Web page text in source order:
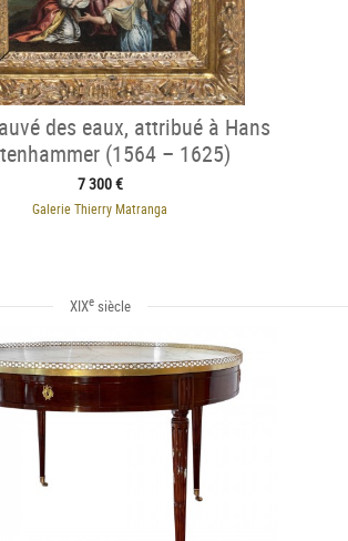
des eaux, attribué à Hans
(1564 – 1625)
7 300 €
Galerie Thierry Matranga
XIXesiècle